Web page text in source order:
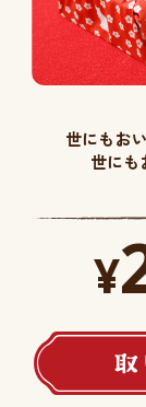
世にもお
世に
¥